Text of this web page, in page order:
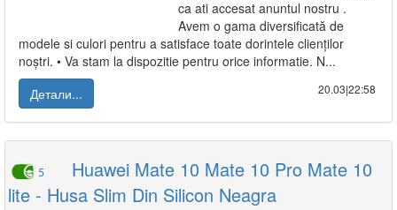
ca ati accesat anuntul nostru .
Avem o gama diversificată de
modele si culori pentru a satisface toate dorintele clienților
noștri. • Va stam la dispozitie pentru orice informatie. N...
Детали...
20.03|22:58
5
Huawei Mate 10 Mate 10 Pro Mate 10
lite - Husa Slim Din Silicon Neagra